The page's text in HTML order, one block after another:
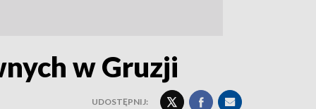
w Gruzji
UDOSTĘPNIJ: